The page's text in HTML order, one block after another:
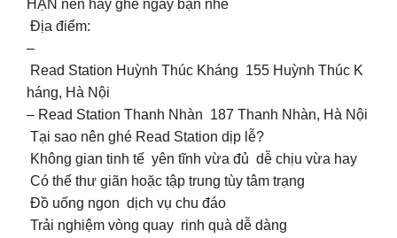
HẠN nên hãy ghé ngay bạn nhé
Địa điểm:
–
Read Station Huỳnh Thúc Kháng 155 Huỳnh Thúc K
háng, Hà Nội
– Read Station Thanh Nhàn 187 Thanh Nhàn, Hà Nội
Tại sao nên ghé Read Station dịp lễ?
Không gian tinh tế yên tĩnh vừa đủ dễ chịu vừa hay
Có thể thư giãn hoặc tập trung tùy tâm trạng
Đồ uống ngon dịch vụ chu đáo
Trải nghiệm vòng quay rinh quà dễ dàng